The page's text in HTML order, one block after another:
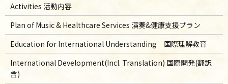
Activities 活動内容
Plan of Music & Healthcare Services 演奏&健康支援プラン
Education for International Understanding 国際理解教育
International Development(Incl. Translation) 国際開発(翻訳
含)